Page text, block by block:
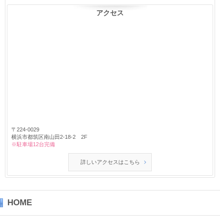
アクセス
〒224-0029
横浜市都筑区南山田2-18-2 2F
※駐車場12台完備
詳しいアクセスはこちら
HOME